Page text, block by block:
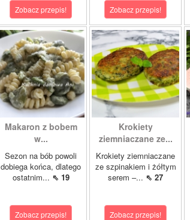
Zobacz przepis! Zobacz przepis!
Makaron z bobem
w...
Sezon na bób powoli
dobiega końca, dlatego
ostatnim... ⇖ 19
Zobacz przepis!
Krokiety
ziemniaczane ze...
Krokiety ziemniaczane
ze szpinakiem i żółtym
serem –... ⇖ 27
Zobacz przepis!